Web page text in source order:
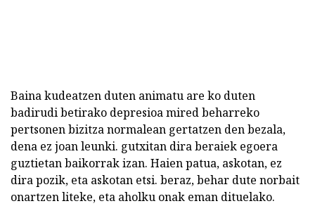
Baina kudeatzen duten animatu are ko duten
badirudi betirako depresioa mired beharreko
pertsonen bizitza normalean gertatzen den bezala,
dena ez joan leunki. gutxitan dira beraiek egoera
guztietan baikorrak izan. Haien patua, askotan, ez
dira pozik, eta askotan etsi. beraz, behar dute norbait
onartzen liteke, eta aholku onak eman dituelako.